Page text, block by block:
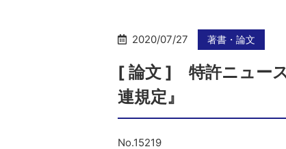
2020/07/27 著書・論文
[ 論文 ] 特許ニュー
連規定』
No.15219